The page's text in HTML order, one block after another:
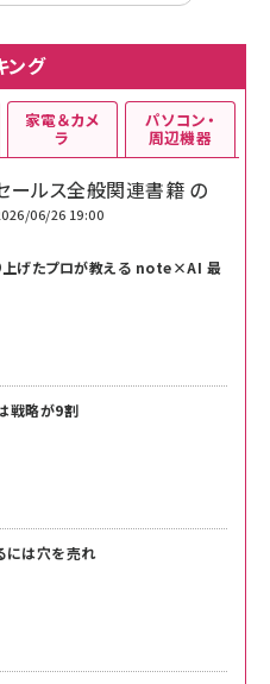
ング
ールス全般関連書籍 の
06/26 19:00
上げたプロが教える note×AI 最
戦略が9割
には穴を売れ
家電＆カメ
ラ
パソコン・
周辺機器